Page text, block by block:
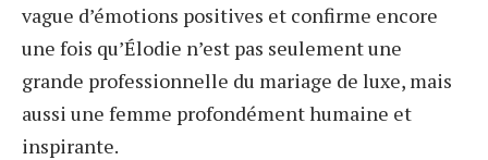
vague d’émotions positives et confirme encore
une fois qu’Élodie n’est pas seulement une
grande professionnelle du mariage de luxe, mais
aussi une femme profondément humaine et
inspirante.